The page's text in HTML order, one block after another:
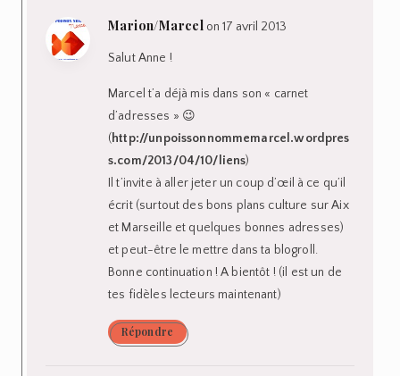
Marion/Marcel on 17 avril 2013
Salut Anne !
Marcel t’a déjà mis dans son « carnet
d’adresses » 😉
(http://unpoissonnommemarcel.wordpres
s.com/2013/04/10/liens)
Il t’invite à aller jeter un coup d’œil à ce qu’il
écrit (surtout des bons plans culture sur Aix
et Marseille et quelques bonnes adresses)
et peut-être le mettre dans ta blogroll.
Bonne continuation ! A bientôt ! (il est un de
tes fidèles lecteurs maintenant)
Répondre